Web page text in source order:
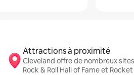
Attractions à proximité
Cleveland offre de nombreux
Rock & Roll Hall of Fame et